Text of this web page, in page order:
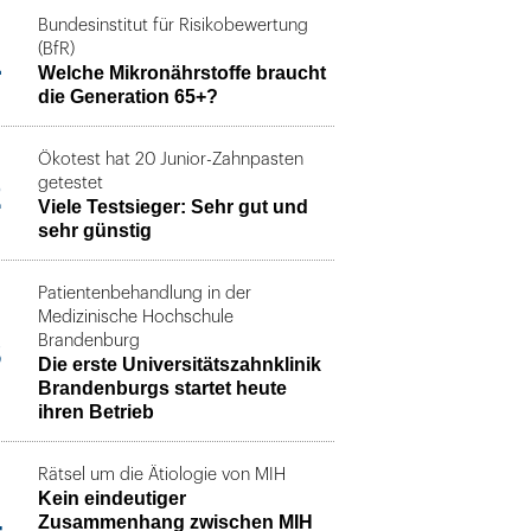
Bundesinstitut für Risikobewertung
(BfR)
Welche Mikronährstoffe braucht
die Generation 65+?
Ökotest hat 20 Junior-Zahnpasten
getestet
Viele Testsieger: Sehr gut und
sehr günstig
Patientenbehandlung in der
Medizinische Hochschule
Brandenburg
Die erste Universitätszahnklinik
Brandenburgs startet heute
ihren Betrieb
Rätsel um die Ätiologie von MIH
Kein eindeutiger
Zusammenhang zwischen MIH